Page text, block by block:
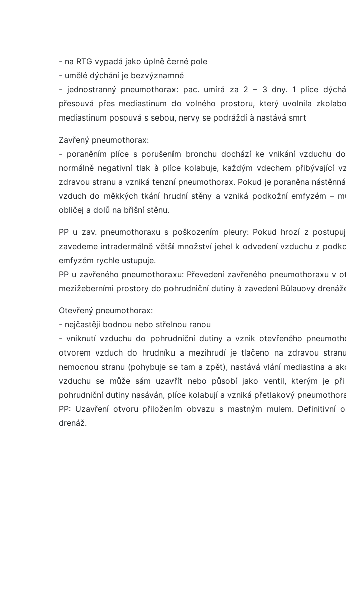
- na RTG vypadá jako úplně černé pole
- umělé dýchání je bezvýznamné
- jednostranný pneumothorax: pac. umírá za 2 – 3 dny. 1 plíce
přesouvá přes mediastinum do volného prostoru, který uvolnila
mediastinum posouvá s sebou, nervy se podráždí à nastává smrt
Zavřený pneumothorax:
- poraněním plíce s porušením bronchu dochází ke vnikání vzduchu
normálně negativní tlak à plíce kolabuje, každým vdechem přibývající
zdravou stranu a vzniká tenzní pneumothorax. Pokud je poraněna
vzduch do měkkých tkání hrudní stěny a vzniká podkožní emfyzém –
obličej a dolů na břišní stěnu.
PP u zav. pneumothoraxu s poškozením pleury: Pokud hrozí z
zavedeme intradermálně větší množství jehel k odvedení vzduchu z
emfyzém rychle ustupuje.
PP u zavřeného pneumothoraxu: Převedení zavřeného pneumothoraxu v
mezižeberními prostory do pohrudniční dutiny à zavedení Bülauovy
Otevřený pneumothorax:
- nejčastěji bodnou nebo střelnou ranou
- vniknutí vzduchu do pohrudniční dutiny a vznik otevřeného
otvorem vzduch do hrudníku a mezihrudí je tlačeno na zdravou
nemocnou stranu (pohybuje se tam a zpět), nastává vlání mediastina a
vzduchu se může sám uzavřít nebo působí jako ventil, kterým je
pohrudniční dutiny nasáván, plíce kolabují a vzniká přetlakový
PP: Uzavření otvoru přiložením obvazu s mastným mulem. Definitivní
drenáž.